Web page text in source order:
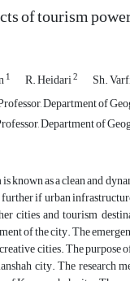
of tourism
1 R. Heidari2 Sh.
Department of
Department of
known as a clean and
if urban
cities and tourism
of the city. The
cities. The
city. The research